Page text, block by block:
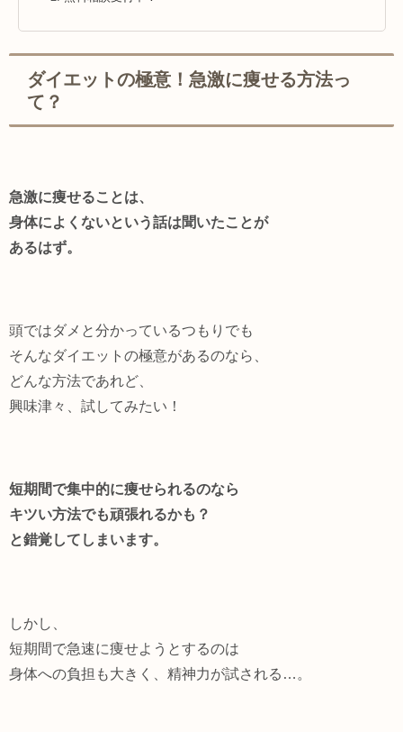
ダイエットの極意！急激に痩せる方法っ
て？
急激に痩せることは、
身体によくないという話は聞いたことが
あるはず。
頭ではダメと分かっているつもりでも
そんなダイエットの極意があるのなら、
どんな方法であれど、
興味津々、試してみたい！
短期間で集中的に痩せられるのなら
キツい方法でも頑張れるかも？
と錯覚してしまいます。
しかし、
短期間で急速に痩せようとするのは
身体への負担も大きく、精神力が試される…。